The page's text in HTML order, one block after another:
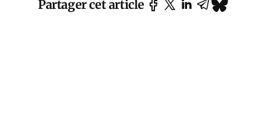
Partager cet article